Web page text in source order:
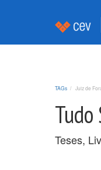
TAGs Juiz de
Tudo
Teses,